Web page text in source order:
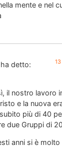
mente e nel
ha detto:
il nostro lavoro
e la nuova
più di 40
due Gruppi di
anni si è